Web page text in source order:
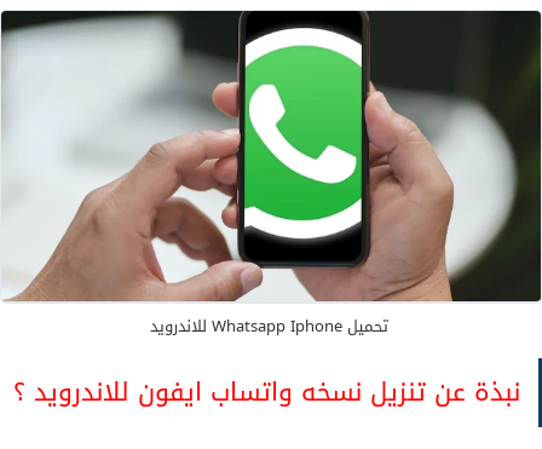
تحميل Whatsapp Iphone للاندرويد
نبذة عن تنزيل نسخه واتساب ايفون للاندرويد ؟